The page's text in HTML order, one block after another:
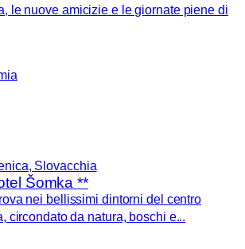
le nuove amicizie e le giornate piene di
Slovacchia
Šomka **
nei bellissimi dintorni del centro
circondato da natura, boschi e...